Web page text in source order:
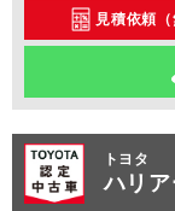
見積依頼（
トヨタ
ハリ